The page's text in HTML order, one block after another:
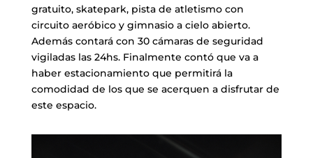
gratuito, skatepark, pista de atletismo con
circuito aeróbico y gimnasio a cielo abierto.
Además contará con 30 cámaras de seguridad
vigiladas las 24hs. Finalmente contó que va a
haber estacionamiento que permitirá la
comodidad de los que se acerquen a disfrutar de
este espacio.